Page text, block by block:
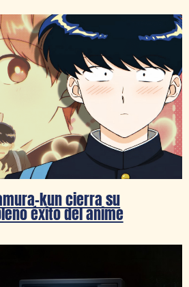
kun cierra su
éxito del anime